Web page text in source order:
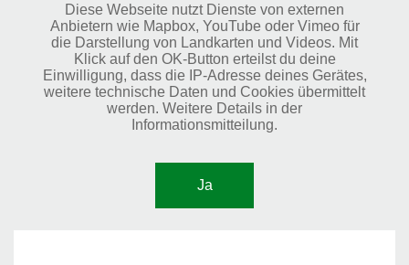
Diese Webseite nutzt Dienste von externen
Anbietern wie Mapbox, YouTube oder Vimeo für
die Darstellung von Landkarten und Videos. Mit
Klick auf den OK-Button erteilst du deine
Einwilligung, dass die IP-Adresse deines Gerätes,
weitere technische Daten und Cookies übermittelt
werden. Weitere Details in der
Informationsmitteilung.
Ja